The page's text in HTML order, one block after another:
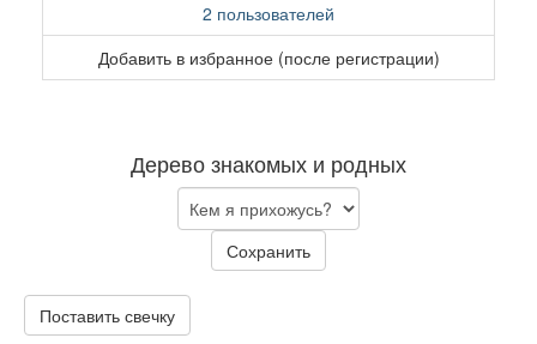
2 пользователей
Добавить в избранное (после регистрации)
Дерево знакомых и родных
Сохранить
Поставить свечку